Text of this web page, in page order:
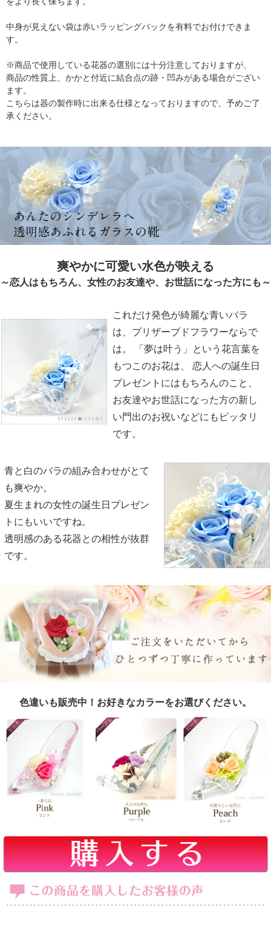
中身が見えない袋は赤いラッピングバックを有料でお付けできま
す。
※商品で使用している花器の選別には十分注意しておりますが、
商品の性質上、かかと付近に結合点の跡・凹みがある場合がござい
ます。
こちらは器の製作時に出来る仕様となっておりますので、予めご了
承ください。
爽やかに可愛い水色が映える
～恋人はもちろん、女性のお友達や、お世話になった方にも～
これだけ発色が綺麗な青いバラ
は、プリザーブドフラワーならで
は。 「夢は叶う」という花言葉を
もつこのお花は、 恋人への誕生日
プレゼントにはもちろんのこと、
お友達やお世話になった方の新し
い門出のお祝いなどにもピッタリ
です。
青と白のバラの組み合わせがとて
も爽やか。
夏生まれの女性の誕生日プレゼン
トにもいいですね。
透明感のある花器との相性が抜群
です。
色違いも販売中！お好きなカラーをお選びください。